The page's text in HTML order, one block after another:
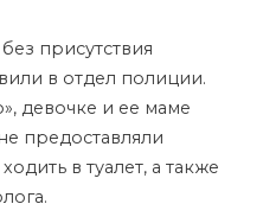
присутствия
в отдел полиции.
девочке и ее маме
предоставляли
в туалет, а также